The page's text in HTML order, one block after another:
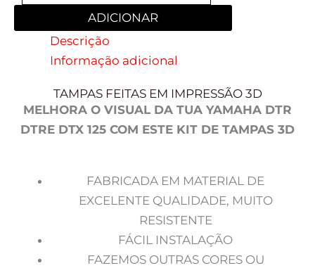
ADICIONAR
Descrição
Informação adicional
TAMPAS FEITAS EM IMPRESSÃO 3D
MELHORA O VISUAL DA TUA YAMAHA DTR
DTRE DTX 125 COM ESTE KIT DE TAMPAS 3D
FABRICADA EM MATERIAL DE
EXCELENTE QUALIDADE, MUITO
RESISTENTE
FÁCIL INSTALAÇÃO
FAZEMOS OUTRAS CORES OU